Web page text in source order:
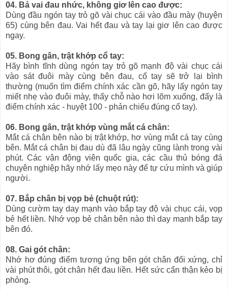
04. Bả vai đau nhức, không giơ lên cao được:
Dùng đầu ngón tay trỏ gõ vài chục cái vào đầu mày (huyện
65) cùng bên đau. Vai hết đau và tay lại giơ lên cao được
ngay.
05. Bong gân, trật khớp cổ tay:
Hãy bình tĩnh dùng ngón tay trỏ gõ mạnh độ vài chục cái
vào sát đuôi mày cùng bên đau, cổ tay sẽ trở lại bình
thường (muốn tìm điểm chính xác cần gõ, hãy lấy ngón tay
miết nhẹ vào đuôi mày, thấy chỗ nào hơi lõm xuống, đấy là
điểm chính xác - huyệt 100 - phản chiếu đúng cổ tay).
06. Bong gân, trật khớp vùng mắt cá chân:
Mắt cá chân bên nào bị trật khớp, hơ vùng mắt cá tay cùng
bên. Mắt cá chân bị đau dù đã lâu ngày cũng lành trong vài
phút. Các vận động viên quốc gia, các cầu thủ bóng đá
chuyên nghiệp hãy nhớ lấy mẹo này để tự cứu mình và giúp
người.
07. Bắp chân bị vọp bẻ (chuột rút):
Dùng cườm tay day mạnh vào bắp tay độ vài chục cái, vọp
bẻ hết liền. Nhớ vọp bẻ chân bên nào thì day mạnh bắp tay
bên đó.
08. Gai gót chân:
Nhớ hơ đúng điểm tương ứng bên gót chân đối xứng, chỉ
vài phút thôi, gót chân hết đau liền. Hết sức cẩn thận kẻo bị
phỏng.